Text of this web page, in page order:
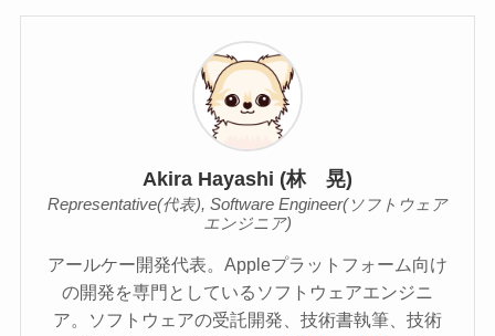
Akira Hayashi (林 晃)
Representative(代表), Software Engineer(ソフトウェア
エンジニア)
アールケー開発代表。Appleプラットフォーム向け
の開発を専門としているソフトウェアエンジニ
ア。ソフトウェアの受託開発、技術書執筆、技術